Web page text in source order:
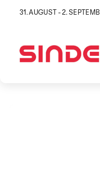
31. AUGUST - 2.